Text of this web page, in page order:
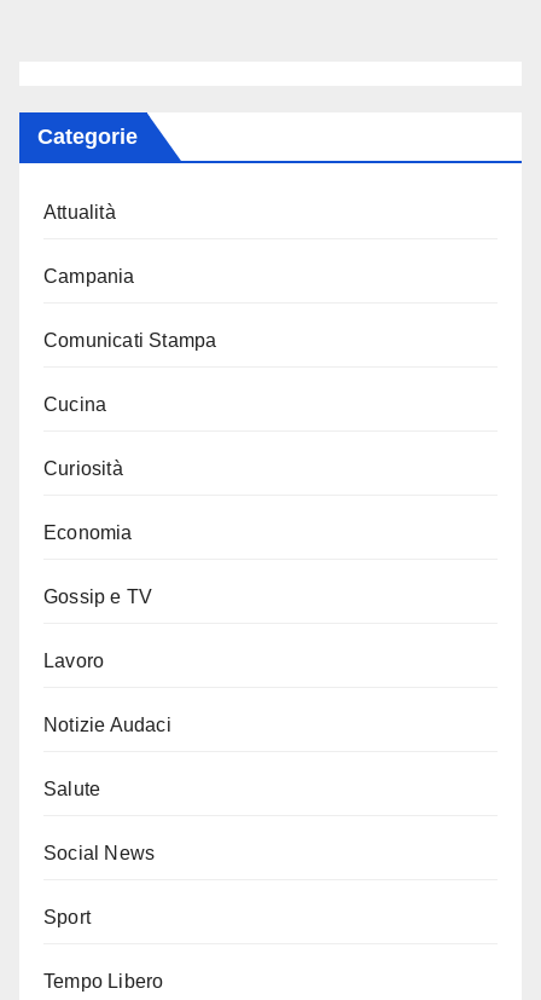
Categorie
Attualità
Campania
Comunicati Stampa
Cucina
Curiosità
Economia
Gossip e TV
Lavoro
Notizie Audaci
Salute
Social News
Sport
Tempo Libero